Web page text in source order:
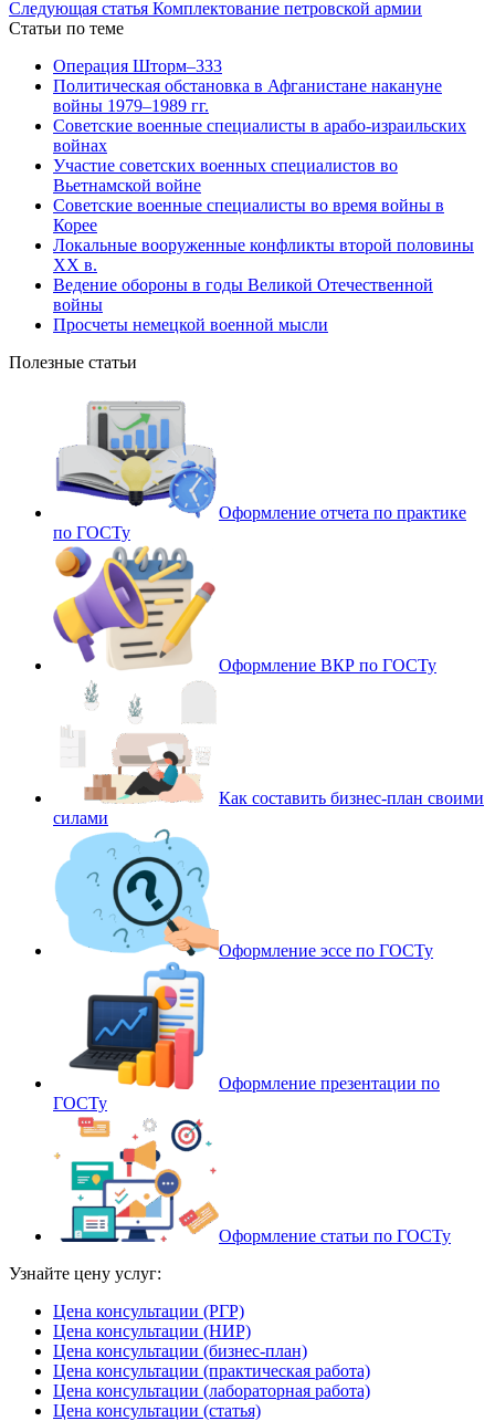
Следующая статья Комплектование петровской армии
Статьи по теме
Операция Шторм–333
Политическая обстановка в Афганистане накануне
войны 1979–1989 гг.
Советские военные специалисты в арабо-израильских
войнах
Участие советских военных специалистов во
Вьетнамской войне
Советские военные специалисты во время войны в
Корее
Локальные вооруженные конфликты второй половины
XX в.
Ведение обороны в годы Великой Отечественной
войны
Просчеты немецкой военной мысли
Полезные статьи
Оформление отчета по практике
по ГОСТу
Оформление ВКР по ГОСТу
Как составить бизнес-план своими
силами
Оформление эссе по ГОСТу
Оформление презентации по
ГОСТу
Оформление статьи по ГОСТу
Узнайте цену услуг:
Цена консультации (РГР)
Цена консультации (НИР)
Цена консультации (бизнес-план)
Цена консультации (практическая работа)
Цена консультации (лабораторная работа)
Цена консультации (статья)